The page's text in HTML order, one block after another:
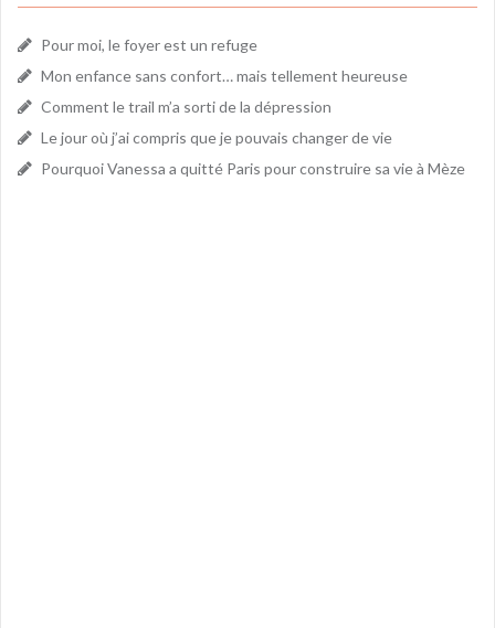
Pour moi, le foyer est un refuge
Mon enfance sans confort… mais tellement heureuse
Comment le trail m’a sorti de la dépression
Le jour où j’ai compris que je pouvais changer de vie
Pourquoi Vanessa a quitté Paris pour construire sa vie à Mèze